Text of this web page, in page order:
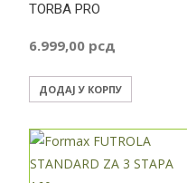
TORBA PRO
6.999,00 рсд
ДОДАЈ У КОРПУ